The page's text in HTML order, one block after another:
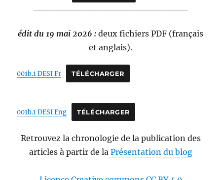
________________________
édit du 19 mai 2026 : deux fichiers PDF (français
et anglais).
001b.1 DESI Fr TÉLÉCHARGER
___________________
001b.1 DESI Eng TÉLÉCHARGER
Retrouvez la chronologie de la publication des
articles à partir de la Présentation du blog